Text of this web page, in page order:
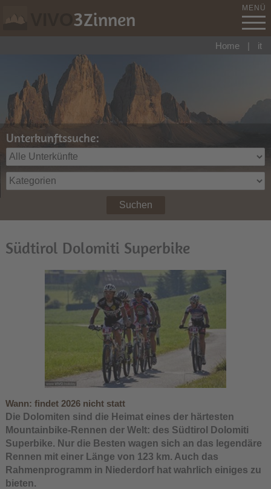
3Zinnen MENÜ
Unterkunftssuche:
Suchen
Home | it
Südtirol Dolomiti Superbike
Wann: findet 2026 nicht statt
Die Dolomiten sind die Heimat eines der härtesten
Mountainbike-Rennen der Welt: des Südtirol Dolomiti
Superbike. Nur die Besten wagen sich an das legendäre
Rennen mit einer Länge von 123 km. Auch das
Rahmenprogramm in Niederdorf hat wahrlich einiges zu
bieten.